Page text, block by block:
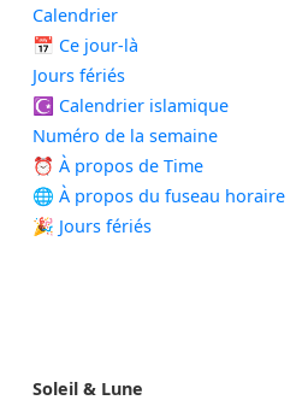
Calendrier
📅 Ce jour-là
Jours fériés
☪️ Calendrier islamique
Numéro de la semaine
⏰ À propos de Time
🌐 À propos du fuseau horaire
🎉 Jours fériés
Soleil & Lune